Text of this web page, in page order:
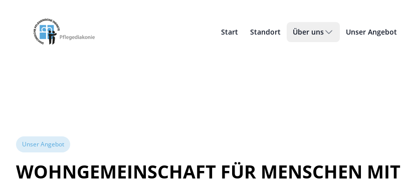
Pflegediakonie Alten Eichen
Start Standort Über uns Unser Angebot
Unser Angebot
WOHNGEMEINSCHAFT FÜR MENSCHEN